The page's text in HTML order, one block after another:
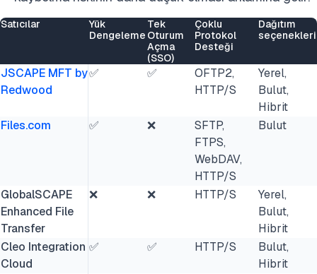
Satıcılar
Yük
Dengeleme
Tek
Oturum
Açma
(SSO)
Çoklu
Protokol
Desteği
Dağıtım
seçenekleri
JSCAPE MFT by
Redwood
✅ ✅
OFTP2,
HTTP/S
Yerel,
Bulut,
Hibrit
Files.com
✅ ❌
SFTP,
FTPS,
WebDAV,
HTTP/S
Bulut
GlobalSCAPE
Enhanced File
Transfer
❌ ❌ HTTP/S
Yerel,
Bulut,
Hibrit
Cleo Integration
Cloud
✅ ✅ HTTP/S
Bulut,
Hibrit